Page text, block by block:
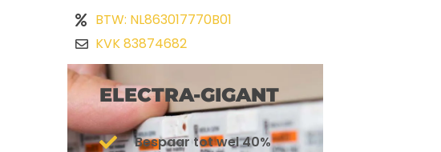
BTW: NL863017770B01
KVK 83874682
ELECTRA-GIGANT
Bespaar tot wel 40%